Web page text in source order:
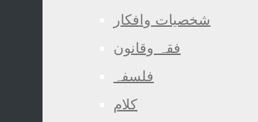
شخصیات وافکار
فقہ وقانون
فلسفہ
کلام